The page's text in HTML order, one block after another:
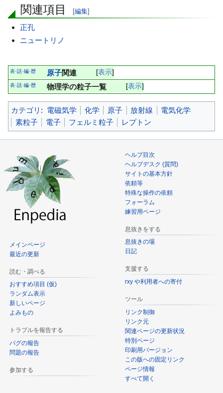
関連項目 [編集]
正孔
ニュートリノ
表示
表･話･編･ 歴 原子関連
表示
表･話･編･ 歴 物理学の粒子一覧
カテゴリ : 電磁気学 化学 原子 放射線
電気化学
素粒子
電子 フェルミ粒子 レプトン
メインページ
最近の更新
読む・調べる
おすすめ項目 (仮)
ランダム表示
新しいページ
よみもの
トラブルを報告する
バグの報告
問題の報告
参加する
ヘルプ目次
ヘルプデスク (質問)
サイトの基本方針
依頼等
特殊な操作の依頼
フォーラム
練習用ページ
息抜きをする
息抜きの場
日記
支援する
rxy や利用者への寄付
ツール
リンク制御
リンク元
関連ページの更新状況
特別ページ
印刷用バージョン
この版への固定リンク
ページ情報
すべて開く